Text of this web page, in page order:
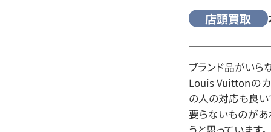
店頭買取
ブランド品がいら
Louis Vuittonの
の人の対応も良い
要らないものがあ